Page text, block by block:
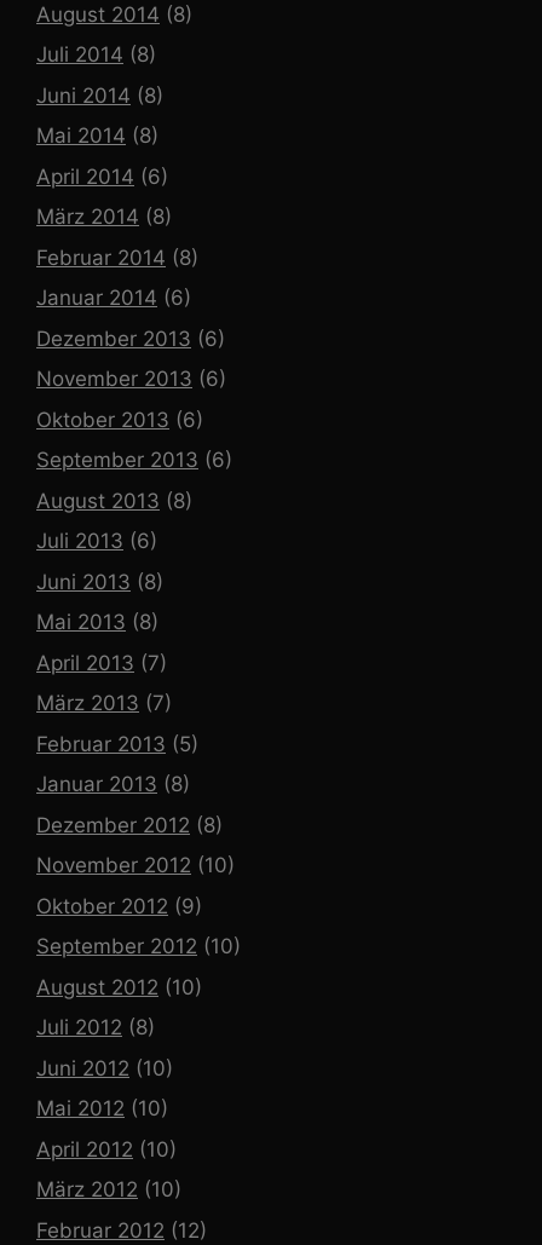
August 2014 (8)
Juli 2014 (8)
Juni 2014 (8)
Mai 2014 (8)
April 2014 (6)
März 2014 (8)
Februar 2014 (8)
Januar 2014 (6)
Dezember 2013 (6)
November 2013 (6)
Oktober 2013 (6)
September 2013 (6)
August 2013 (8)
Juli 2013 (6)
Juni 2013 (8)
Mai 2013 (8)
April 2013 (7)
März 2013 (7)
Februar 2013 (5)
Januar 2013 (8)
Dezember 2012 (8)
November 2012 (10)
Oktober 2012 (9)
September 2012 (10)
August 2012 (10)
Juli 2012 (8)
Juni 2012 (10)
Mai 2012 (10)
April 2012 (10)
März 2012 (10)
Februar 2012 (12)